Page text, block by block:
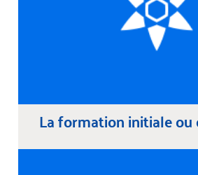
La formation initiale ou